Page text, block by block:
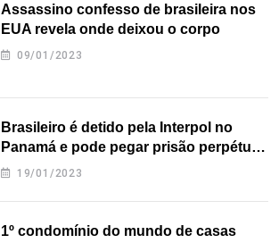
Assassino confesso de brasileira nos
EUA revela onde deixou o corpo
09/01/2023
Brasileiro é detido pela Interpol no
Panamá e pode pegar prisão perpétua
nos EUA
19/01/2023
1º condomínio do mundo de casas